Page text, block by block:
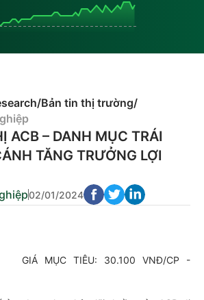
/Bản tin thị trường/
ACB – DANH MỤC TRÁI
TĂNG TRƯỞNG LỢI
02/01/2024
GIÁ MỤC TIÊU: 30.100 VNĐ/CP -